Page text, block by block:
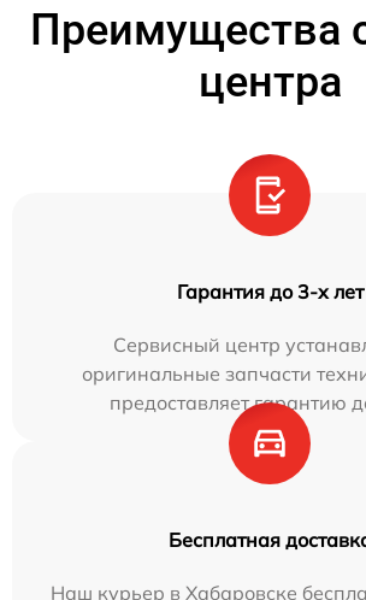
Преимущества
центра
Гарантия до 3-х лет
Сервисный центр
оригинальные запчасти
предоставляет гарантию
Бесплатная
Наш курьер в Хабаровске